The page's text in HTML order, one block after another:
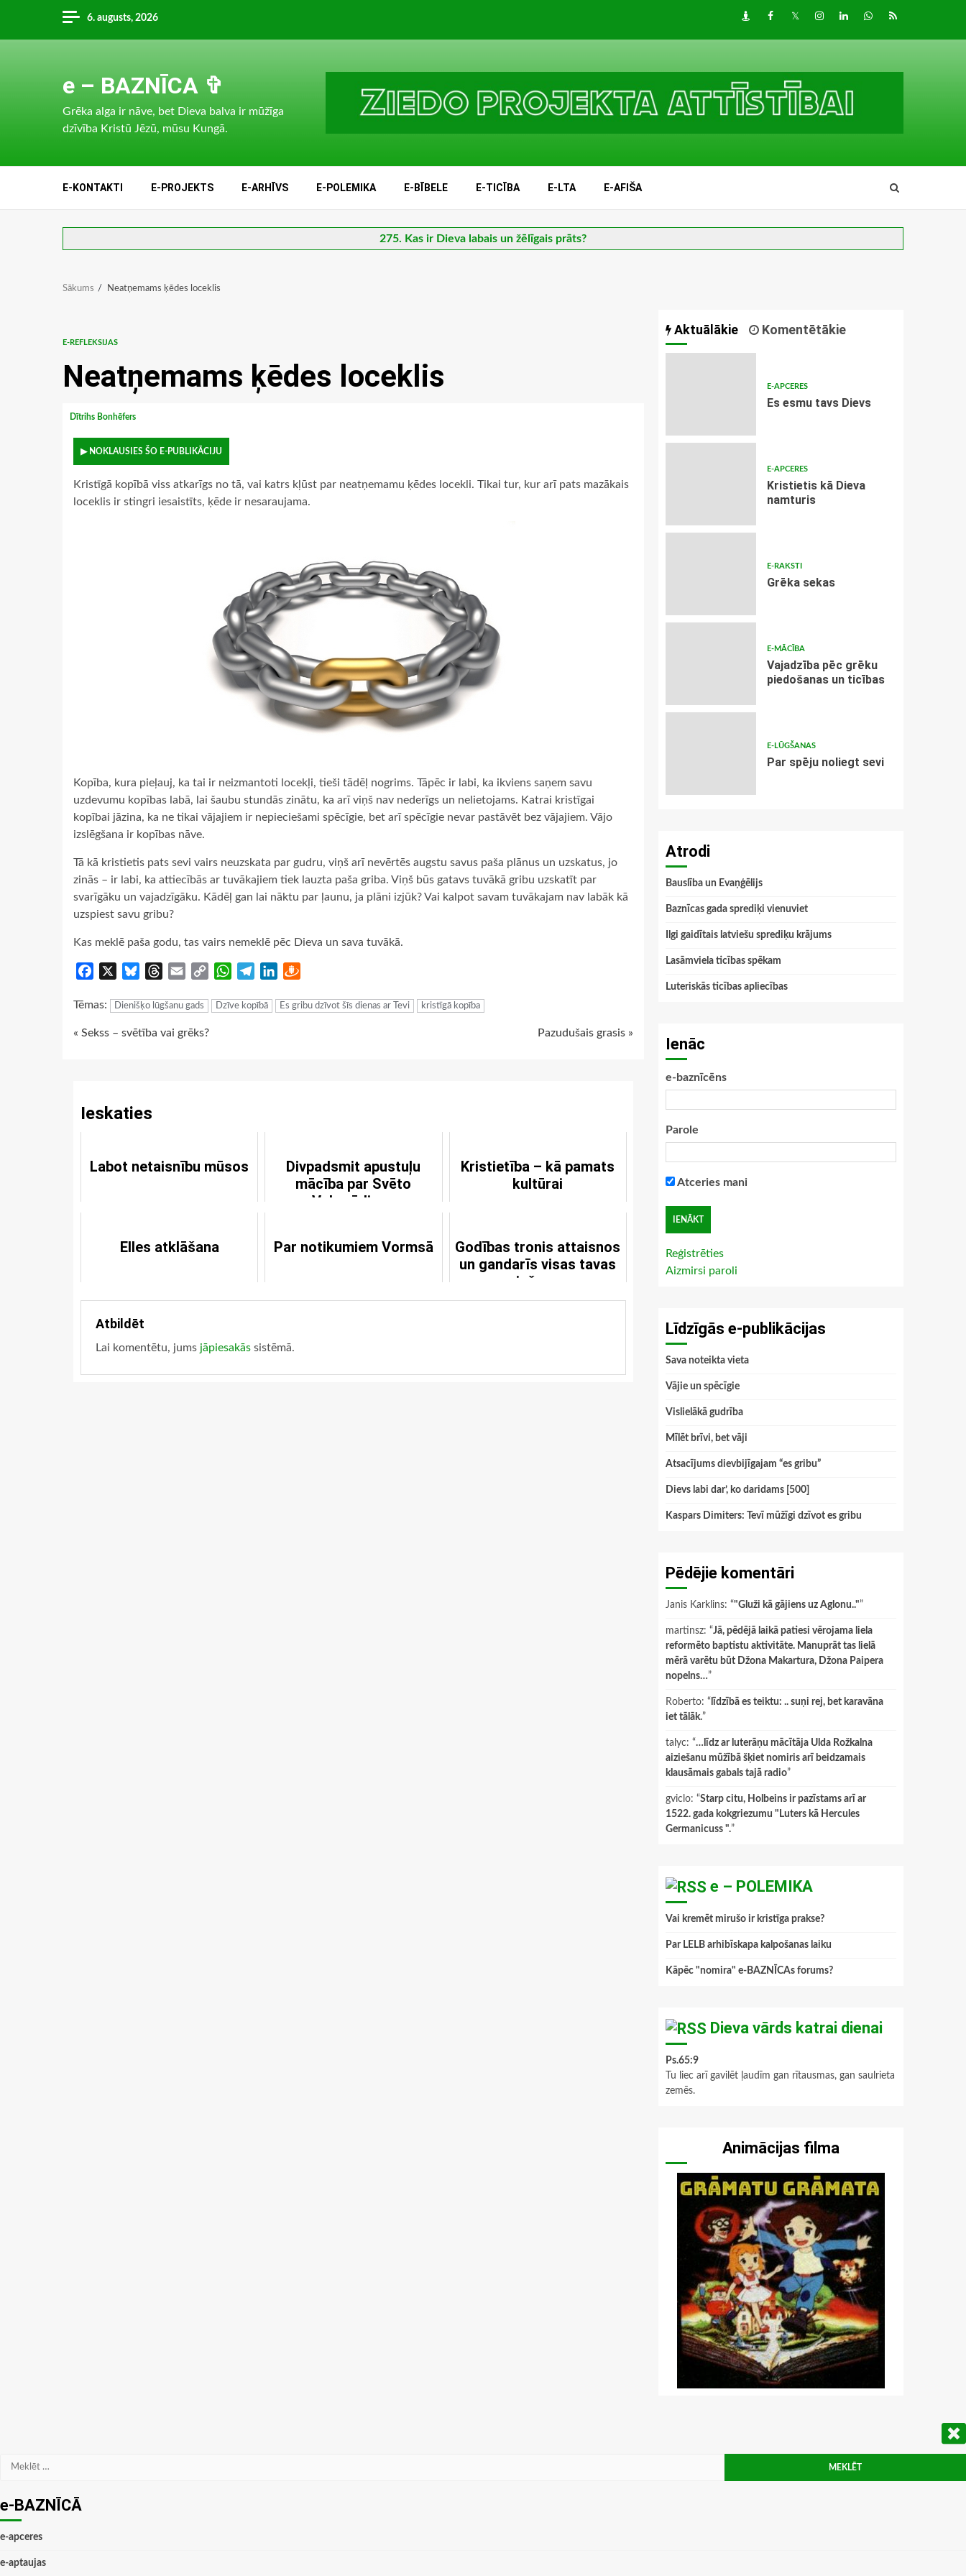
content
6. augusts, 2026 DraugiemFacebook
TwitterInstagram
LinkedInwhatsapp
RSS
e – BAZNĪCA ✞
Grēka alga ir nāve, bet Dieva balva ir mūžīga
dzīvība Kristū Jēzū, mūsu Kungā.
E-KONTAKTI E-PROJEKTS E-ARHĪVS E-POLEMIKA E-BĪBELE E-TICĪBA E-LTA E-AFIŠA
275. Kas ir Dieva labais un žēlīgais prāts?
Sākums Neatņemams ķēdes loceklis
E-REFLEKSIJAS
Neatņemams ķēdes loceklis
Dītrihs Bonhēfers
▶ NOKLAUSIES ŠO E-PUBLIKĀCIJU
Kristīgā kopībā viss atkarīgs no tā, vai katrs kļūst par neatņemamu ķēdes locekli. Tikai tur, kur arī pats mazākais
loceklis ir stingri iesaistīts, ķēde ir nesaraujama.
Kopība, kura pieļauj, ka tai ir neizmantoti locekļi, tieši tādēļ nogrims. Tāpēc ir labi, ka ikviens saņem savu
uzdevumu kopības labā, lai šaubu stundās zinātu, ka arī viņš nav nederīgs un nelietojams. Katrai kristīgai
kopībai jāzina, ka ne tikai vājajiem ir nepieciešami spēcīgie, bet arī spēcīgie nevar pastāvēt bez vājajiem. Vājo
izslēgšana ir kopības nāve.
Tā kā kristietis pats sevi vairs neuzskata par gudru, viņš arī nevērtēs augstu savus paša plānus un uzskatus, jo
zinās – ir labi, ka attiecībās ar tuvākajiem tiek lauzta paša griba. Viņš būs gatavs tuvākā gribu uzskatīt par
svarīgāku un vajadzīgāku. Kādēļ gan lai nāktu par ļaunu, ja plāni izjūk? Vai kalpot savam tuvākajam nav labāk kā
uzspiest savu gribu?
Kas meklē paša godu, tas vairs nemeklē pēc Dieva un sava tuvākā.
Facebook BlueskyThreads
Email
Copy
WhatsApp
TelegramLinkedIn
Tēmas: Dienišķo lūgšanu gads Dzīve kopībā Es gribu dzīvot šīs dienas ar Tevi kristīgā kopība
Continue
« Sekss – svētība vai grēks? Pazudušais grasis »
Ieskaties
Labot netaisnību mūsos
Divpadsmit apustuļu
mācība par Svēto
Vakarēdienu
Kristietība – kā pamats
kultūrai
Elles atklāšana Par notikumiem Vormsā
Godības tronis attaisnos
un gandarīs visas tavas
ciešanas
Atbildēt
Lai komentētu, jums jāpiesakās sistēmā.
Aktuālākie Komentētākie
E-APCERES
Es esmu tavs Dievs
E-APCERES
Kristietis kā Dieva
namturis
E-RAKSTI
Grēka sekas
E-MĀCĪBA
Vajadzība pēc grēku
piedošanas un ticības
E-LŪGŠANAS
Par spēju noliegt sevi
Atrodi
Bauslība un Evaņģēlijs
Baznīcas gada sprediķi vienuviet
Ilgi gaidītais latviešu sprediķu krājums
Lasāmviela ticības spēkam
Luteriskās ticības apliecības
Ienāc
e-baznīcēns
Parole
Atceries mani
Reģistrēties
Aizmirsi paroli
Līdzīgās e-publikācijas
Sava noteikta vieta
Vājie un spēcīgie
Vislielākā gudrība
Mīlēt brīvi, bet vāji
Atsacījums dievbijīgajam “es gribu”
Dievs labi dar’, ko daridams [500]
Kaspars Dimiters: Tevī mūžīgi dzīvot es gribu
Pēdējie komentāri
Janis Karklins: “"Gluži kā gājiens uz Aglonu.."”
martinsz: “Jā, pēdējā laikā patiesi vērojama liela
reformēto baptistu aktivitāte. Manuprāt tas lielā
mērā varētu būt Džona Makartura, Džona Paipera
nopelns…”
Roberto: “ līdzībā es teiktu: .. suņi rej, bet karavāna
iet tālāk.”
talyc: “…līdz ar luterāņu mācītāja Ulda Rožkalna
aiziešanu mūžībā šķiet nomiris arī beidzamais
klausāmais gabals tajā radio”
gviclo: “Starp citu, Holbeins ir pazīstams arī ar
1522. gada kokgriezumu "Luters kā Hercules
Germanicuss ".”
e – POLEMIKA
Vai kremēt mirušo ir kristīga prakse?
Par LELB arhibīskapa kalpošanas laiku
Kāpēc "nomira" e-BAZNĪCAs forums?
Dieva vārds katrai dienai
Ps.65:9
Tu liec arī gavilēt ļaudīm gan rītausmas, gan saulrieta
zemēs.
Animācijas filma
Meklēt:
e-BAZNĪCĀ
e-apceres
e-aptaujas